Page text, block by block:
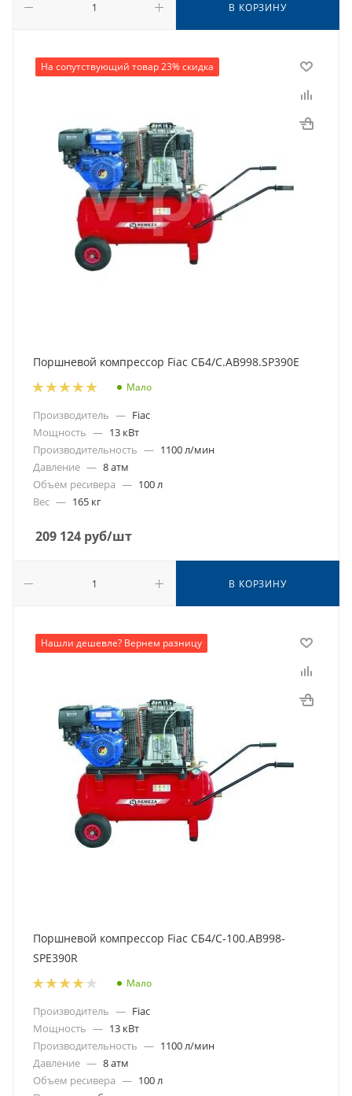
В КОРЗИНУ
На сопутствующий товар 23% скидка
Поршневой компрессор Fiac СБ4/C.AB998.SP390E
Мало
Производитель — Fiac
Мощность — 13 кВт
Производительность — 1100 л/мин
Давление — 8 атм
Объем ресивера — 100 л
Вес — 165 кг
209 124 руб/шт
В КОРЗИНУ
Нашли дешевле? Вернем разницу
Поршневой компрессор Fiac СБ4/С-100.AB998-
SPE390R
Мало
Производитель — Fiac
Мощность — 13 кВт
Производительность — 1100 л/мин
Давление — 8 атм
Объем ресивера — 100 л